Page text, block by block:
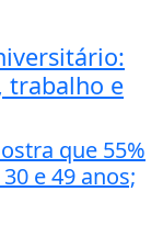
trabalho e
que 55%
e 49 anos;